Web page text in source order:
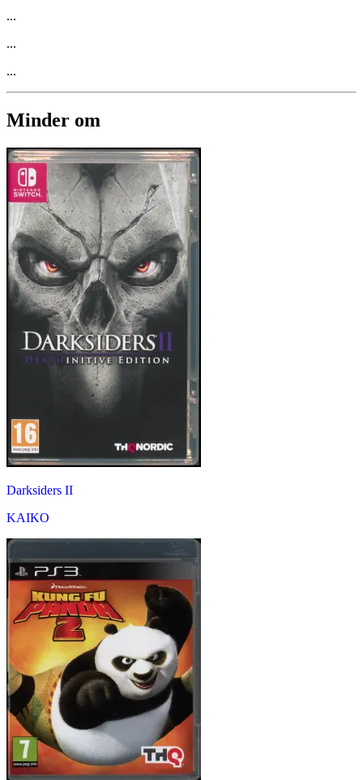
...
...
...
Minder om
Darksiders II
KAIKO